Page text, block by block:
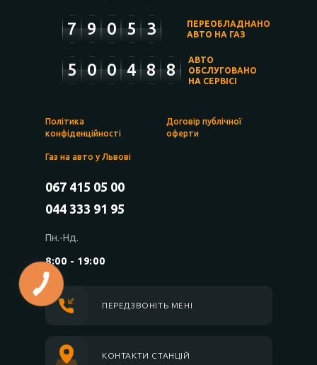
7 9 0 5 3
ПЕРЕОБЛАДНАНО
АВТО НА ГАЗ
5 0 0 4 8 8
АВТО
ОБСЛУГОВАНО
НА СЕРВІСІ
Політика
конфіденційності
Договір публічної
оферти
Газ на авто у Львові
067 415 05 00
044 333 91 95
Пн.-Нд.
8:00 - 19:00
ПЕРЕДЗВОНІТЬ МЕНІ
КОНТАКТИ СТАНЦІЙ